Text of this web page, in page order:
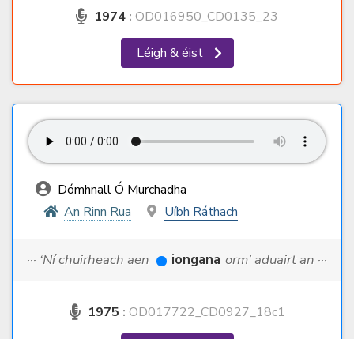
1974 : OD016950_CD0135_23
Léigh & éist
Dómhnall Ó Murchadha
An Rinn Rua
Uíbh Ráthach
··· ‘Ní chuirheach aen iongana orm’ aduairt an ···
1975 : OD017722_CD0927_18c1